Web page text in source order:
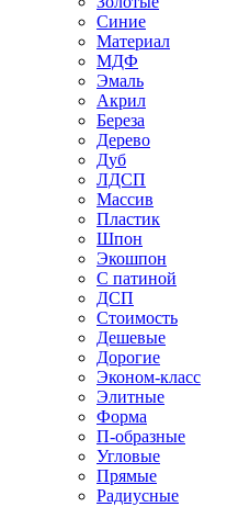
Синие
Материал
МДФ
Эмаль
Акрил
Береза
Дерево
Дуб
ЛДСП
Массив
Пластик
Шпон
Экошпон
С патиной
ДСП
Стоимость
Дешевые
Дорогие
Эконом-класс
Элитные
Форма
П-образные
Угловые
Прямые
Радиусные